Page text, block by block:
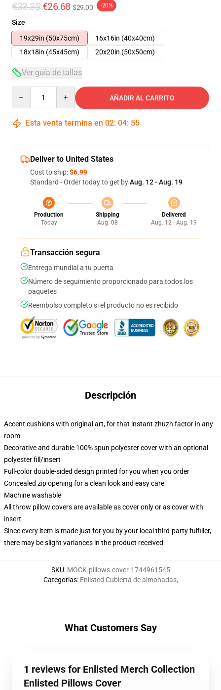
€33.35 €26.68 $29.00 -20%
Size
19x29in (50x75cm)
16x16in (40x40cm)
18x18in (45x45cm)
20x20in (50x50cm)
Ver guía de tallas
AÑADIR AL CARRITO
Esta venta termina en 02: 04: 55
Deliver to United States
Cost to ship:$6.99
Standard - Order today to get byAug. 12 - Aug. 19
Production
Today
Shipping
Aug. 08
Delivered
Aug. 12 - Aug. 19
Transacción segura
Entrega mundial a tu puerta
Número de seguimiento proporcionado para todos los
paquetes
Reembolso completo si el producto no es recibido
Descripción
Accent cushions with original art, for that instant zhuzh factor in any
room
Decorative and durable 100% spun polyester cover with an optional
polyester fill/insert
Full-color double-sided design printed for you when you order
Concealed zip opening for a clean look and easy care
Machine washable
All throw pillow covers are available as cover only or as cover with
insert
Since every item is made just for you by your local third-party fulfiller,
there may be slight variances in the product received
SKU: MOCK-pillows-cover-1744961545
Categorías: Enlisted Cubierta de almohadas,
What Customers Say
1 reviews for Enlisted Merch Collection
Enlisted Pillows Cover